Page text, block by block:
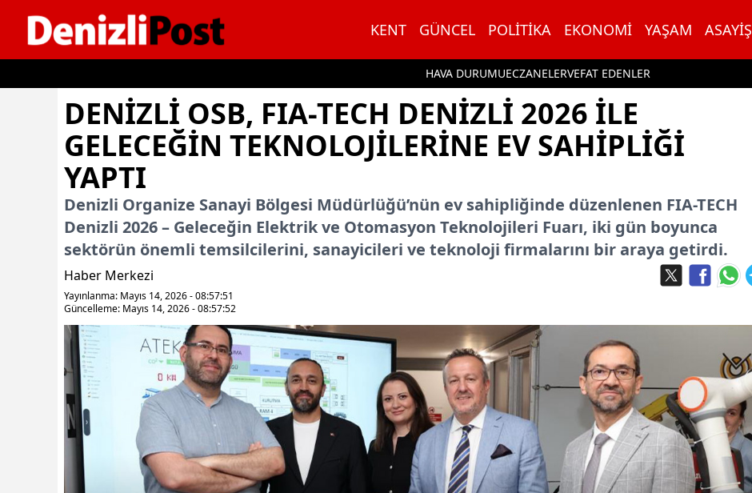
KENT GÜNCEL POLITIKA EKONOMI YAŞAM ASAYIŞ
HAVA DURUMUECZANELERVEFAT EDENLER
İçeriğe geç
DENİZLİ OSB, FIA-TECH DENİZLİ 2026 İLE
GELECEĞİN TEKNOLOJİLERİNE EV SAHİPLİĞİ
YAPTI
Denizli Organize Sanayi Bölgesi Müdürlüğü’nün ev sahipliğinde düzenlenen FIA-TECH
Denizli 2026 – Geleceğin Elektrik ve Otomasyon Teknolojileri Fuarı, iki gün boyunca
sektörün önemli temsilcilerini, sanayicileri ve teknoloji firmalarını bir araya getirdi.
Haber Merkezi
Yayınlanma: Mayıs 14, 2026 - 08:57:51
Güncelleme: Mayıs 14, 2026 - 08:57:52